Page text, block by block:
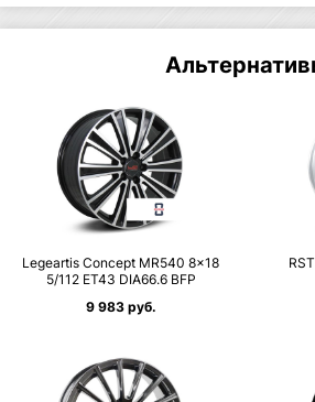
Legeartis Concept MR540 8×18
5/112 ET43 DIA66.6 BFP
9 983 руб.